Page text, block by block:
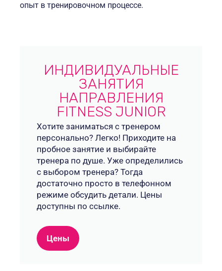
опыт в тренировочном процессе.
ИНДИВИДУАЛЬНЫЕ
ЗАНЯТИЯ
НАПРАВЛЕНИЯ
FITNESS JUNIOR
Хотите заниматься с тренером
персонально? Легко! Приходите на
пробное занятие и выбирайте
тренера по душе. Уже определились
с выбором тренера? Тогда
достаточно просто в телефонном
режиме обсудить детали. Цены
доступны по ссылке.
Цены